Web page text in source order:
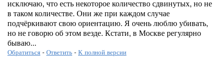
исключаю, что есть некоторое количество сдвинутых, но не
в таком количестве. Они же при каждом случае
подчёркивают свою ориентацию. Я очень люблю убивать,
но не говорю об этом везде. Кстати, в Москве регулярно
бываю...
Обратиться - Ответить - К полной версии